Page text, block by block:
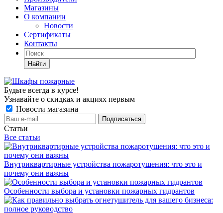
Магазины
О компании
Новости
Сертификаты
Контакты
Найти
Будьте всегда в курсе!
Узнавайте о скидках и акциях первым
Новости магазина
Статьи
Все статьи
Внутриквартирные устройства пожаротушения: что это и
почему они важны
Особенности выбора и установки пожарных гидрантов